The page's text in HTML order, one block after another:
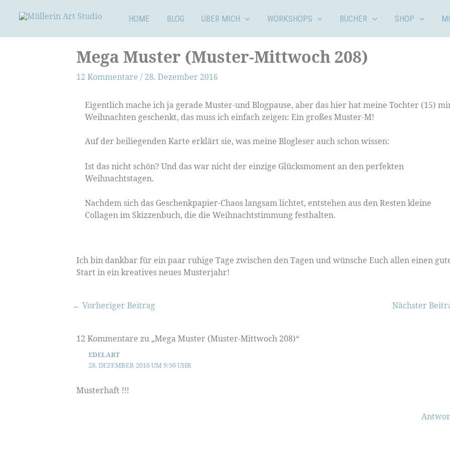
Inhalt
HOME BLOG ÜBER MICH WORKSHOPS BÜCHER SHOP
Mega Muster (Muster-Mittwoch 208)
12 Kommentare / 28. Dezember 2016
Eigentlich mache ich ja gerade Muster-und Blogpause, aber das hier hat meine Tochter (15)
Weihnachten geschenkt, das muss ich einfach zeigen: Ein großes Muster-M!
Auf der beiliegenden Karte erklärt sie, was meine Blogleser auch schon wissen:
Ist das nicht schön? Und das war nicht der einzige Glücksmoment an den perfekten
Weihnachtstagen.
Nachdem sich das Geschenkpapier-Chaos langsam lichtet, entstehen aus den Resten kleine
Collagen im Skizzenbuch, die die Weihnachtstimmung festhalten.
Ich bin dankbar für ein paar ruhige Tage zwischen den Tagen und wünsche Euch allen einen
Start in ein kreatives neues Musterjahr!
← Vorheriger Beitrag Nächster
12 Kommentare zu „Mega Muster (Muster-Mittwoch 208)“
EDELART
28. DEZEMBER 2016 UM 9:50 UHR
Musterhaft !!!